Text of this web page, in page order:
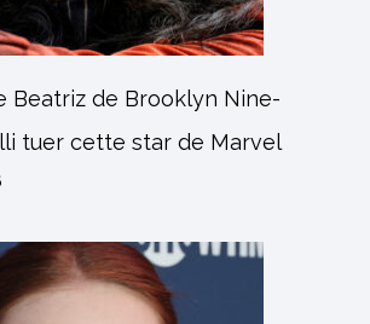
Beatriz de Brooklyn Nine-
tuer cette star de Marvel